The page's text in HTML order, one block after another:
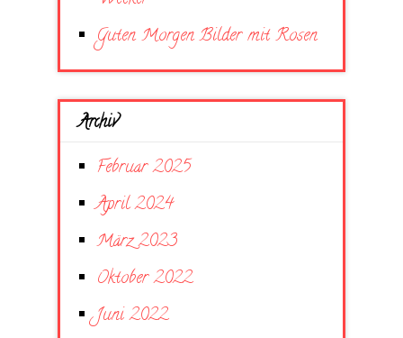
Guten Morgen Bilder mit Rosen
Archiv
Februar 2025
April 2024
März 2023
Oktober 2022
Juni 2022